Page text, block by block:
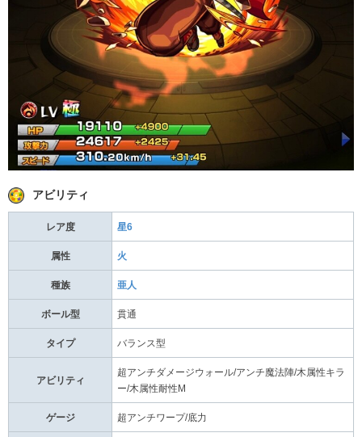
アビリティ
レア度 星6
属性 火
種族 亜人
ボール型 貫通
タイプ バランス型
アビリティ
超アンチダメージウォール/アンチ魔法陣/木属性キラ
ー/木属性耐性M
ゲージ 超アンチワープ/底力